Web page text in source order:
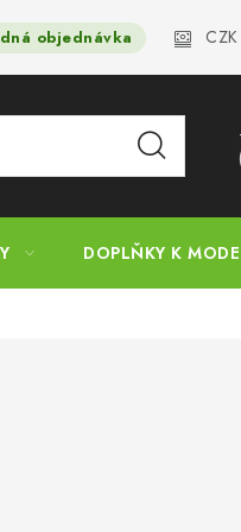
Reklamační řád
objednávka CZK
DOPLŇKY K